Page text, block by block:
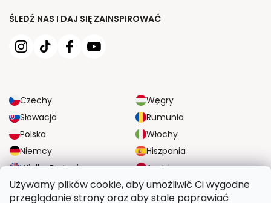
Używamy plików cookie, aby umożliwić Ci wygodne
przeglądanie strony oraz aby stale poprawiać
ŚLEDŹ NAS I DAJ SIĘ ZAINSPIROWAĆ
Czechy
Węgry
Słowacja
Rumunia
Polska
Włochy
Niemcy
Hiszpania
Wielka Brytania
Austria